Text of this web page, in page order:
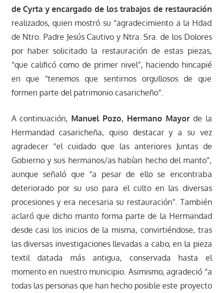
de Cyrta y encargado de los trabajos de restauración
realizados, quien mostró su “agradecimiento a la Hdad
de Ntro. Padre Jesús Cautivo y Ntra. Sra. de los Dolores
por haber solicitado la restauración de estas piezas,
“que calificó como de primer nivel”, haciendo hincapié
en que “tenemos que sentirnos orgullosos de que
formen parte del patrimonio casaricheño”.
A continuación, Manuel Pozo, Hermano Mayorde la
Hermandad casaricheña, quiso destacar y a su vez
agradecer “el cuidado que las anteriores Juntas de
Gobierno y sus hermanos/as habían hecho del manto”,
aunque señaló que “a pesar de ello se encontraba
deteriorado por su uso para el culto en las diversas
procesiones y era necesaria su restauración”. También
aclaró que dicho manto forma parte de la Hermandad
desde casi los inicios de la misma, convirtiéndose, tras
las diversas investigaciones llevadas a cabo, en la pieza
textil datada más antigua, conservada hasta el
momento en nuestro municipio. Asimismo, agradeció “a
todas las personas que han hecho posible este proyecto